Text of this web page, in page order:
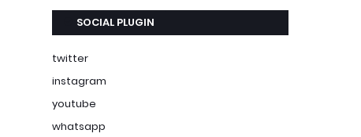
SOCIAL PLUGIN
twitter
instagram
youtube
whatsapp